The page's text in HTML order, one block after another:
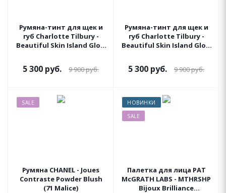
Румяна-тинт для щек и
губ Charlotte Tilbury -
Beautiful Skin Island Glow
5 300 руб. 9 900руб.
Румяна-тинт для щек и
губ Charlotte Tilbury -
Beautiful Skin Island Glow
5 300 руб. 9 900руб.
SALE
Румяна CHANEL - Joues
Contraste Powder Blush
(71 Malice)
НОВИНКИ
SALE
Палетка для лица PAT
McGRATH LABS - MTHRSHP
Bijoux Brilliance